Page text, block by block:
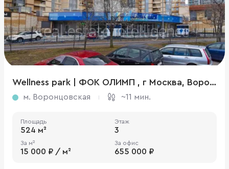
Wellness park | ФОК ОЛИМП , г Москва, Воронцовские Пруды ул., 3, стр. 1
м. Воронцовская ~11 мин.
Площадь
524 м²
Этаж
3
За м²
15 000 ₽ / м²
За офис
655 000 ₽